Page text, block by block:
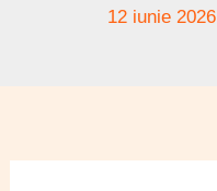
12 iunie 2026